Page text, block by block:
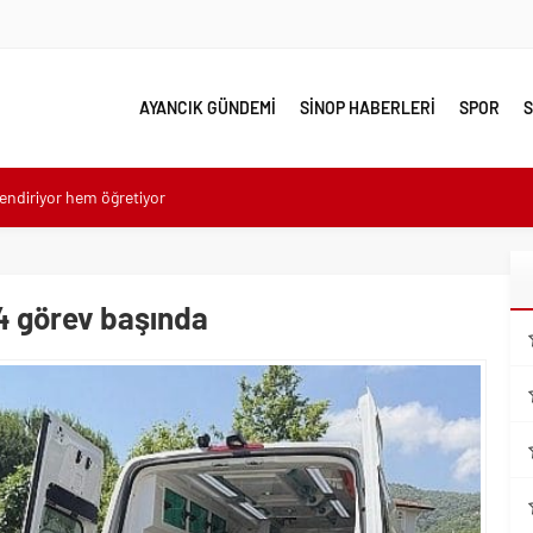
AYANCIK GÜNDEMİ SİNOP HABERLERİ SPOR
Etkiyle Dolu 50 Yılı Geride Bırakıyor
Güçleniyorlar
serüveni bu kitapta: “Modern Alman Edebiyatı”
Özel Sergi Açılışı Yapıldı
görev başında